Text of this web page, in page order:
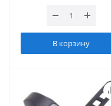
В корзину